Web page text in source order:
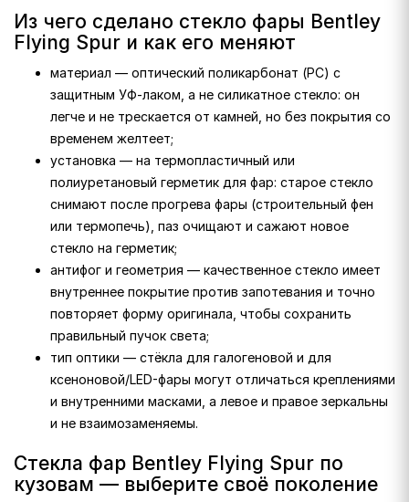
Из чего сделано стекло фары Bentley
Flying Spur и как его меняют
материал — оптический поликарбонат (PC) с
защитным УФ-лаком, а не силикатное стекло: он
легче и не трескается от камней, но без покрытия со
временем желтеет;
установка — на термопластичный или
полиуретановый герметик для фар: старое стекло
снимают после прогрева фары (строительный фен
или термопечь), паз очищают и сажают новое
стекло на герметик;
антифог и геометрия — качественное стекло имеет
внутреннее покрытие против запотевания и точно
повторяет форму оригинала, чтобы сохранить
правильный пучок света;
тип оптики — стёкла для галогеновой и для
ксеноновой/LED-фары могут отличаться креплениями
и внутренними масками, а левое и правое зеркальны
и не взаимозаменяемы.
Стекла фар Bentley Flying Spur по
кузовам — выберите своё поколение